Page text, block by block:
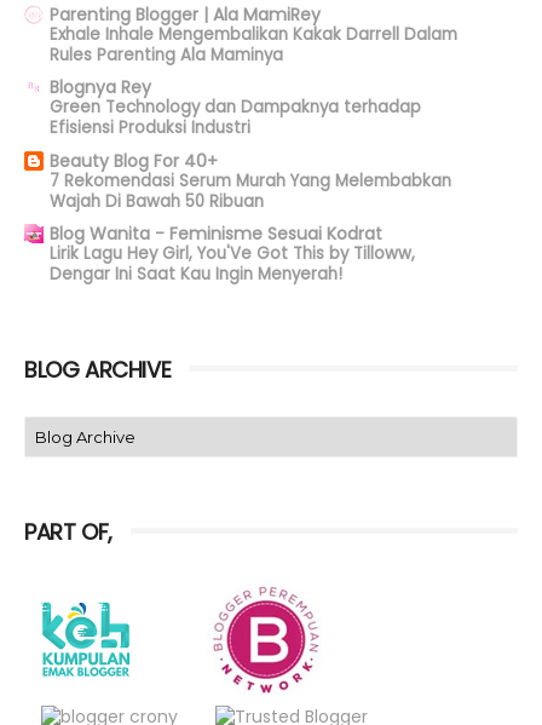
Parenting Blogger | Ala MamiRey
Exhale Inhale Mengembalikan Kakak Darrell Dalam
Rules Parenting Ala Maminya
Blognya Rey
Green Technology dan Dampaknya terhadap
Efisiensi Produksi Industri
Beauty Blog For 40+
7 Rekomendasi Serum Murah Yang Melembabkan
Wajah Di Bawah 50 Ribuan
Blog Wanita - Feminisme Sesuai Kodrat
Lirik Lagu Hey Girl, You'Ve Got This by Tilloww,
Dengar Ini Saat Kau Ingin Menyerah!
BLOG ARCHIVE
PART OF,